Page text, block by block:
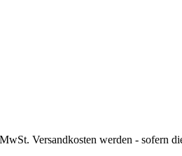
Versandkosten werden - sofern